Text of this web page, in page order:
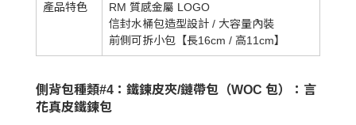
產品特色
RM 質感金屬 LOGO
信封水桶包造型設計 / 大容量內裝
前側可拆小包【長16cm / 高11cm】
側背包種類#4：鐵鍊皮夾/鏈帶包（WOC 包）：言
花真皮鐵鍊包